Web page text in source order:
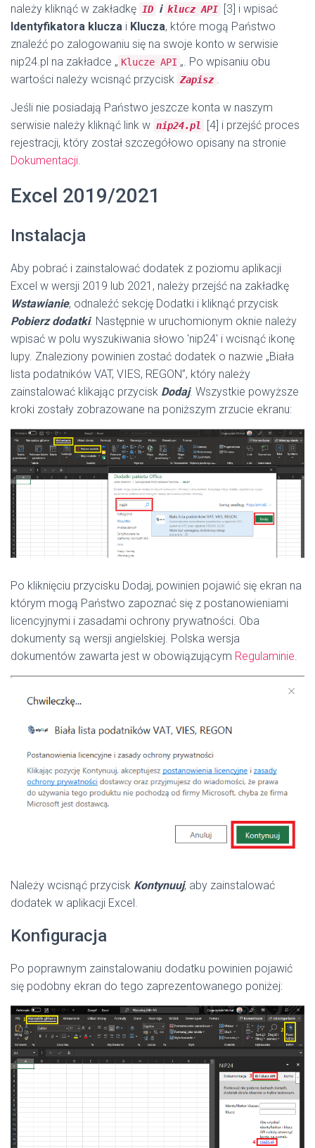
należy kliknąć w zakładkę ID i klucz API
[3] i wpisać
Identyfikatora klucza i Klucza, które mogą Państwo
znaleźć po zalogowaniu się na swoje konto w serwisie
nip24.pl na zakładce „ Klucze API „. Po wpisaniu obu
wartości należy wcisnąć przycisk Zapisz
Jeśli nie posiadają Państwo jeszcze konta w naszym
serwisie należy kliknąć link w nip24.pl
[4] i przejść proces
rejestracji, który został szczegółowo opisany na stronie
Dokumentacji
Excel 2019/2021
Instalacja
Aby pobrać i zainstalować dodatek z poziomu aplikacji
Excel w wersji 2019 lub 2021, należy przejść na zakładkę
Wstawianie, odnaleźć sekcję Dodatki i kliknąć przycisk
Pobierz dodatki. Następnie w uruchomionym oknie należy
wpisać w polu wyszukiwania słowo 'nip24′ i wcisnąć ikonę
lupy. Znaleziony powinien zostać dodatek o nazwie „Biała
lista podatników VAT, VIES, REGON”, który należy
zainstalować klikając przycisk Dodaj. Wszystkie powyższe
kroki zostały zobrazowane na poniższym zrzucie ekranu:
Po kliknięciu przycisku Dodaj, powinien pojawić się ekran na
którym mogą Państwo zapoznać się z postanowieniami
licencyjnymi i zasadami ochrony prywatności. Oba
dokumenty są wersji angielskiej. Polska wersja
dokumentów zawarta jest w obowiązującym Regulaminie.
Należy wcisnąć przycisk Kontynuuj, aby zainstalować
dodatek w aplikacji Excel.
Konfiguracja
Po poprawnym zainstalowaniu dodatku powinien pojawić
się podobny ekran do tego zaprezentowanego poniżej: